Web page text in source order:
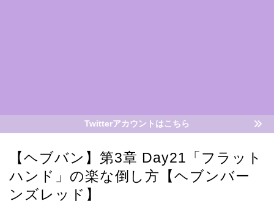
Twitterアカウントはこちら
【ヘブバン】第3章 Day21「フラット
ハンド」の楽な倒し方【ヘブンバー
ンズレッド】